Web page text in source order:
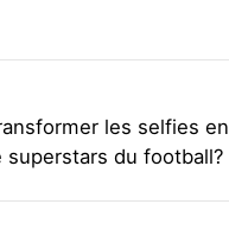
les selfies en
superstars du football?